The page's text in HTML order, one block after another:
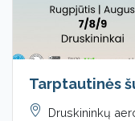
Tarptautinės
Druskininkų